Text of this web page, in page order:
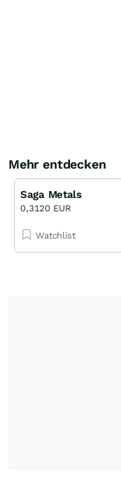
Mehr entdecken
Saga Metals
0,3120 EUR
Watchlist